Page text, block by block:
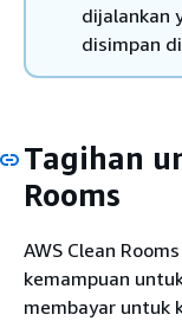
dijalankan
disimpan
Tagihan
Rooms
AWS Clean
kemampuan
membayar untuk